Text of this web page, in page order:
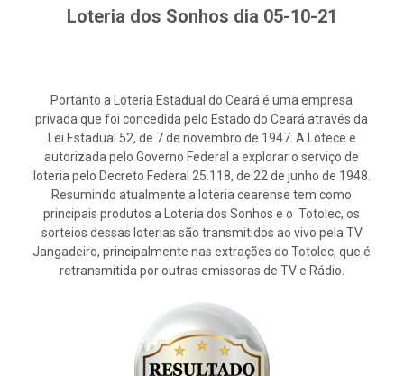
Loteria dos Sonhos dia 05-10-21
Portanto a Loteria Estadual do Ceará é uma empresa
privada que foi concedida pelo Estado do Ceará através da
Lei Estadual 52, de 7 de novembro de 1947. A Lotece e
autorizada pelo Governo Federal a explorar o serviço de
loteria pelo Decreto Federal 25.118, de 22 de junho de 1948.
Resumindo atualmente a loteria cearense tem como
principais produtos a Loteria dos Sonhos e o Totolec, os
sorteios dessas loterias são transmitidos ao vivo pela TV
Jangadeiro, principalmente nas extrações do Totolec, que é
retransmitida por outras emissoras de TV e Rádio.